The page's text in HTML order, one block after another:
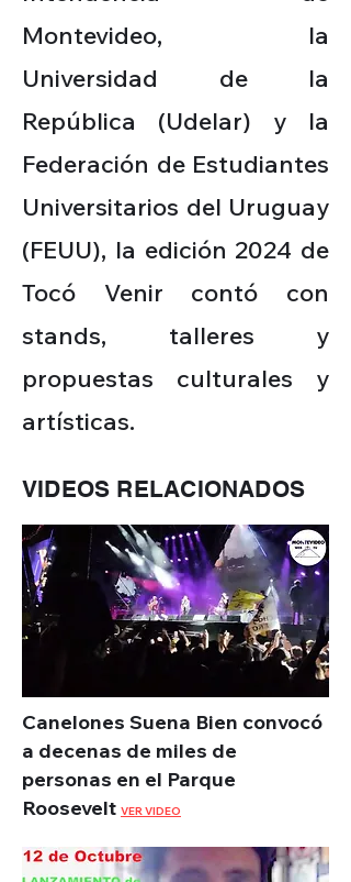
Montevideo, la
Universidad de la
República (Udelar) y la
Federación de Estudiantes
Universitarios del Uruguay
(FEUU), la edición 2024 de
Tocó Venir contó con
stands, talleres y
propuestas culturales y
artísticas.
VIDEOS RELACIONADOS
Canelones Suena Bien convocó
a decenas de miles de
personas en el Parque
Roosevelt VER VIDEO